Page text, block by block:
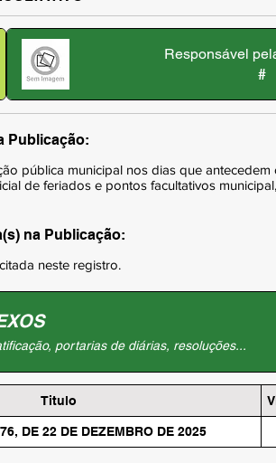
Responsável
#
Publicação:
pública municipal nos dias que
de feriados e pontos facultativos
na Publicação:
neste registro.
portarias de diárias, resoluções...
Titulo
DE 22 DE DEZEMBRO DE 2025